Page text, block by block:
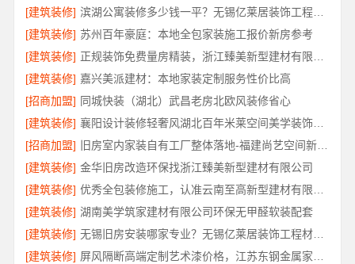
[建筑装修]
滨湖公寓装修多少钱一平？无锡亿莱居装饰工程材料有限公司透明报价
[建筑装修] 苏州百年豪庭：本地全包家装施工报价新房参考
[建筑装修]
[建筑装修] 嘉兴美派建材：本地家装定制服务性价比高
[招商加盟] 同城快装（湖北）武昌老房北欧风装修省心
[建筑装修]
襄阳设计装修轻奢风湖北百年米莱空间美学装饰材料有限公司
[招商加盟]
旧房室内家装自有工厂整体落地-福建尚艺空间新材料科技有限公司
[建筑装修] 金华旧房改造环保找浙江臻美新型建材有限公司
[建筑装修]
[建筑装修] 湖南美学筑家建材有限公司环保无甲醛软装配套
[建筑装修]
无锡旧房安装哪家专业？无锡亿莱居装饰工程材料有限公司专业施工
[建筑装修]